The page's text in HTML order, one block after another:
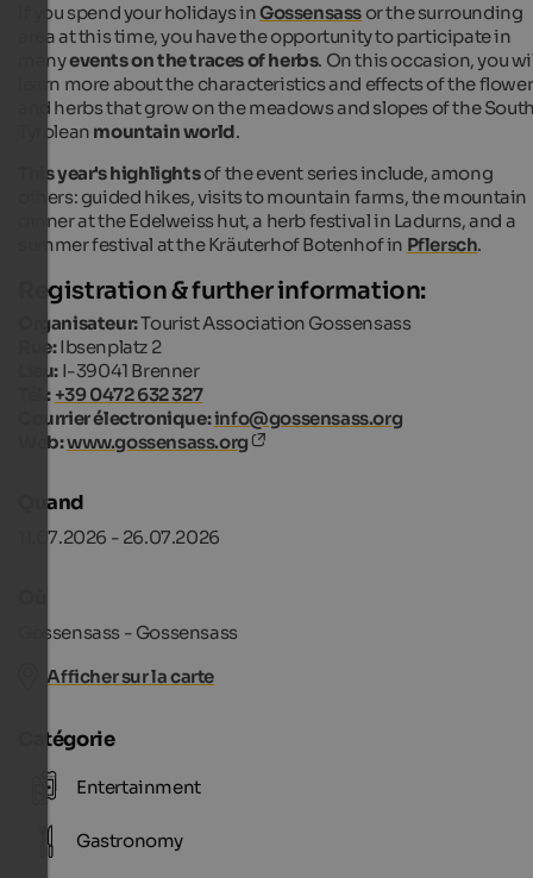
If you spend your holidays inGossensass or the surrounding
area at this time, you have the opportunity to participate in
manyevents on the traces of herbs. On this occasion, you
learn more about the characteristics and effects of the
and herbs that grow on the meadows and slopes of the
Tyrolean mountain world.
This year's highlightsof the event series include, among
others: guided hikes, visits to mountain farms, the mountain
dinner at the Edelweiss hut, a herb festival in Ladurns, and a
summer festival at the Kräuterhof Botenhof in Pflersch.
Registration & further information:
Organisateur:Tourist Association Gossensass
Rue:Ibsenplatz 2
Lieu: I-39041 Brenner
Tél.: +39 0472 632 327
Courrier électronique:info@gossensass.org
Web:www.gossensass.org
Quand
11.07.2026 - 26.07.2026
Gossensass - Gossensass
Afficher sur la carte
Catégorie
Entertainment
Gastronomy